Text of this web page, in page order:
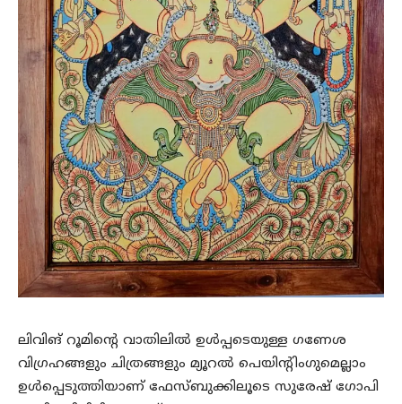
ലിവിങ് റൂമിന്റെ വാതിലിൽ ഉൾപ്പടെയുള്ള ഗണേശ
വിഗ്രഹങ്ങളും ചിത്രങ്ങളും മ്യൂറൽ പെയിന്റിംഗുമെല്ലാം
ഉൾപ്പെടുത്തിയാണ് ഫേസ്ബുക്കിലൂടെ സുരേഷ് ഗോപി